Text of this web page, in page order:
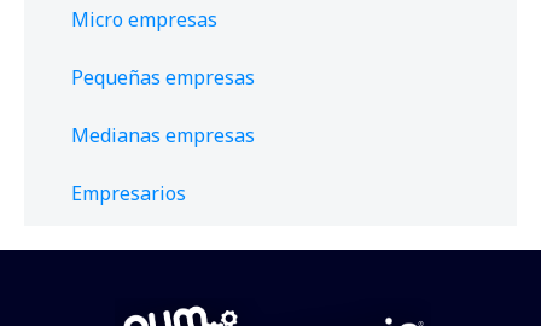
Micro empresas
Pequeñas empresas
Medianas empresas
Empresarios